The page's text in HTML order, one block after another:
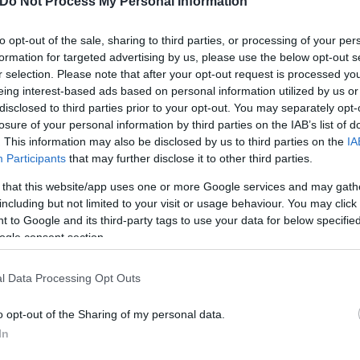
opt-out of the sale, sharing to third parties, or processing of your
for targeted advertising by us, please use the below opt-out
selection. Please note that after your opt-out request is processed
interest-based ads based on personal information utilized by us
to third parties prior to your opt-out. You may separately
of your personal information by third parties on the IAB’s list of
This information may also be disclosed by us to third parties on the
Participants that may further disclose it to other third parties.
that this website/app uses one or more Google services and may
but not limited to your visit or usage behaviour. You may
to Google and its third-party tags to use your data for below
consent section.
Data Processing Opt Outs
opt-out of the Sharing of my personal data.
όπως και σε όλη την επικράτεια,
οποιασδήποτε μορφής ανταλλάγματος, με
χώρο. Το διοικητικό πρόστιμο σε
τον μισθωτή ή παραχωρησιούχο του
χώρα η εν λόγω εκδήλωση.
ανεβαίνουν στο πορτοκαλί (επίπεδο 3) με
δεν παρατηρείται ανησυχητική
των εν λόγω περιοχών σε πιστή
του ιού.